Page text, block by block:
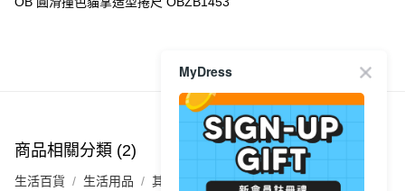
每筆HK$40.00，滿HK$350.00或以上免運費
付款後順豐站及營業點
每筆HK$40.00，滿HK$350.00或以上免運費
商品推薦
商品相關分類 (2)
生活百貨 生活用品 其他
MyDress